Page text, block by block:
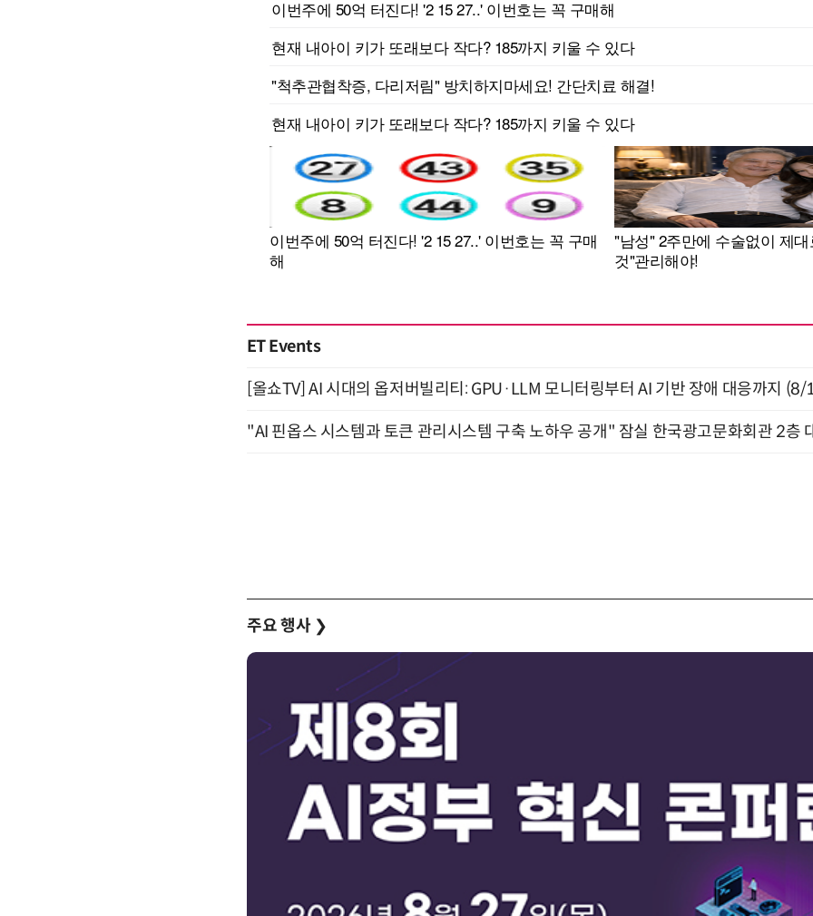
ET Events
[올쇼TV] AI 시대의 옵저버빌리티: GPU·LLM 모니터링부터 AI 기반 장애 대응까지
"AI 핀옵스 시스템과 토큰 관리시스템 구축 노하우 공개" 잠실 한국광고문화회관 2층
주요 행사 ❯